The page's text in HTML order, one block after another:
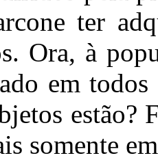
ter
Ora, à
em
somente